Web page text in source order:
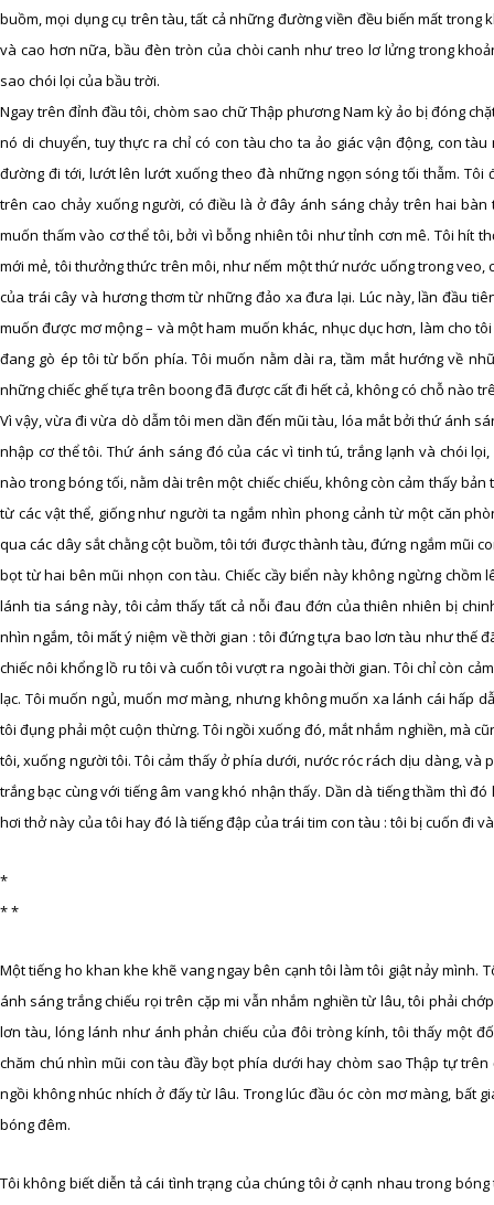
buồm, mọi dụng cụ trên tàu, tất cả những đường viền đều biến mất
và cao hơn nữa, bầu đèn tròn của chòi canh như treo lơ lửng trong
sao chói lọi của bầu trời.
Ngay trên đỉnh đầu tôi, chòm sao chữ Thập phương Nam kỳ ảo bị đóng
nó di chuyển, tuy thực ra chỉ có con tàu cho ta ảo giác vận động, con
đường đi tới, lướt lên lướt xuống theo đà những ngọn sóng tối thẫm.
trên cao chảy xuống người, có điều là ở đây ánh sáng chảy trên hai
muốn thấm vào cơ thể tôi, bởi vì bỗng nhiên tôi như tỉnh cơn mê. Tôi hít
mới mẻ, tôi thưởng thức trên môi, như nếm một thứ nước uống trong
của trái cây và hương thơm từ những đảo xa đưa lại. Lúc này, lần đầu
muốn được mơ mộng – và một ham muốn khác, nhục dục hơn, làm cho
đang gò ép tôi từ bốn phía. Tôi muốn nằm dài ra, tầm mắt hướng về
những chiếc ghế tựa trên boong đã được cất đi hết cả, không có chỗ nào
Vì vậy, vừa đi vừa dò dẫm tôi men dần đến mũi tàu, lóa mắt bởi thứ ánh
nhập cơ thể tôi. Thứ ánh sáng đó của các vì tinh tú, trắng lạnh và chói
nào trong bóng tối, nằm dài trên một chiếc chiếu, không còn cảm thấy
từ các vật thể, giống như người ta ngắm nhìn phong cảnh từ một căn
qua các dây sắt chằng cột buồm, tôi tới được thành tàu, đứng ngắm mũi
bọt từ hai bên mũi nhọn con tàu. Chiếc cầy biển này không ngừng
lánh tia sáng này, tôi cảm thấy tất cả nỗi đau đớn của thiên nhiên bị
nhìn ngắm, tôi mất ý niệm về thời gian : tôi đứng tựa bao lơn tàu như thế
chiếc nôi khổng lồ ru tôi và cuốn tôi vượt ra ngoài thời gian. Tôi chỉ còn
lạc. Tôi muốn ngủ, muốn mơ màng, nhưng không muốn xa lánh cái hấp
tôi đụng phải một cuộn thừng. Tôi ngồi xuống đó, mắt nhắm nghiền, mà
tôi, xuống người tôi. Tôi cảm thấy ở phía dưới, nước róc rách dịu dàng,
trắng bạc cùng với tiếng âm vang khó nhận thấy. Dần dà tiếng thầm thì
hơi thở này của tôi hay đó là tiếng đập của trái tim con tàu : tôi bị cuốn đi
*
* *
Một tiếng ho khan khe khẽ vang ngay bên cạnh tôi làm tôi giật nảy mình.
ánh sáng trắng chiếu rọi trên cặp mi vẫn nhắm nghiền từ lâu, tôi phải
lơn tàu, lóng lánh như ánh phản chiếu của đôi tròng kính, tôi thấy một
chăm chú nhìn mũi con tàu đầy bọt phía dưới hay chòm sao Thập tự
ngồi không nhúc nhích ở đấy từ lâu. Trong lúc đầu óc còn mơ màng, bất
bóng đêm.
Tôi không biết diễn tả cái tình trạng của chúng tôi ở cạnh nhau trong